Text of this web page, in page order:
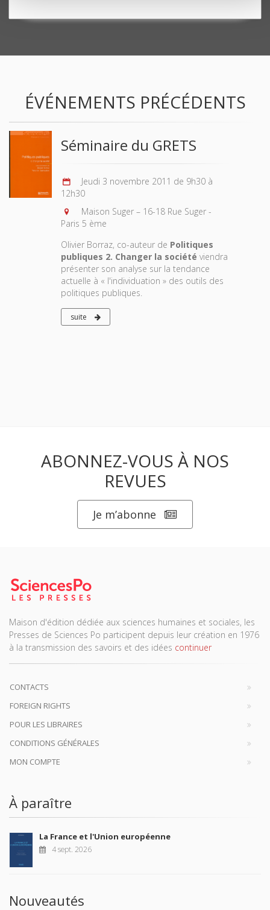
ÉVÉNEMENTS PRÉCÉDENTS
Séminaire du GRETS
Jeudi 3 novembre 2011 de 9h30 à
12h30
Maison Suger – 16-18 Rue Suger -
Paris 5 ème
Olivier Borraz, co-auteur de Politiques
publiques 2. Changer la sociétéviendra
présenter son analyse sur la tendance
actuelle à « l'individuation » des outils des
politiques publiques.
suite
ABONNEZ-VOUS À NOS
REVUES
Je m’abonne
Maison d'édition dédiée aux sciences humaines et sociales, les
Presses de Sciences Po participent depuis leur création en 1976
à la transmission des savoirs et des idées continuer
CONTACTS
FOREIGN RIGHTS
POUR LES LIBRAIRES
CONDITIONS GÉNÉRALES
MON COMPTE
À paraître
La France et l'Union européenne
4 sept. 2026
Nouveautés